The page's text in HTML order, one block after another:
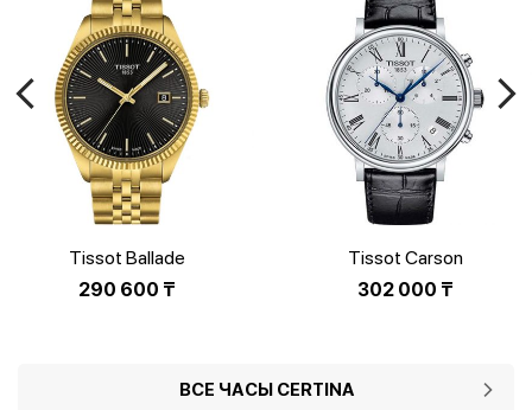
Tissot Ballade
T156.410.33.051.00
290 600 ₸
Tissot Carson
T122.417.16.033.00
302 000 ₸
ВСЕ ЧАСЫ CERTINA